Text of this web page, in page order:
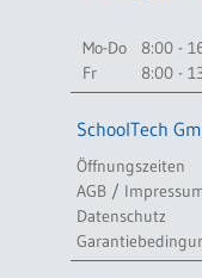
Mo-Do
8:00 -
Fr
8:00 -
SchoolTech
Öffnungszeiten
AGB /
Datenschutz